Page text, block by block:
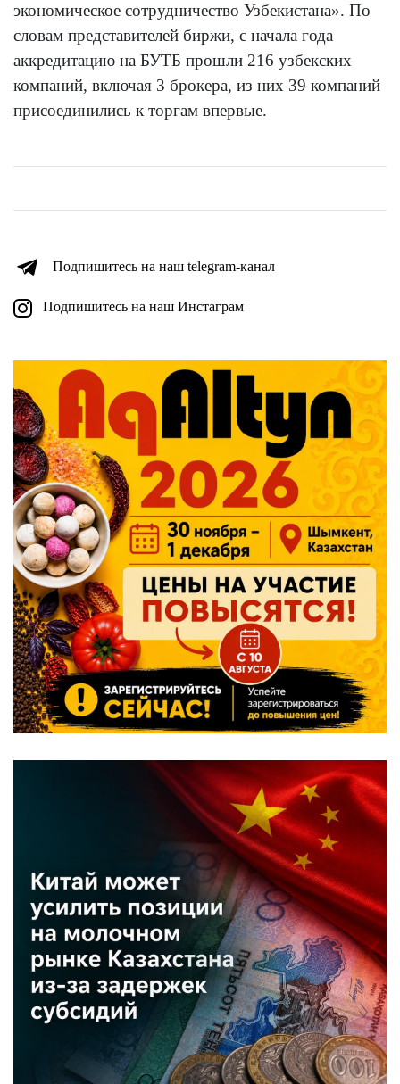
экономическое сотрудничество Узбекистана». По
словам представителей биржи, с начала года
аккредитацию на БУТБ прошли 216 узбекских
компаний, включая 3 брокера, из них 39 компаний
присоединились к торгам впервые.
Подпишитесь на наш telegram-канал
Подпишитесь на наш Инстаграм